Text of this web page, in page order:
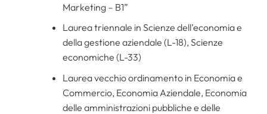
Marketing – B1”
Laurea triennale in Scienze dell’economia e
della gestione aziendale (L-18), Scienze
economiche (L-33)
Laurea vecchio ordinamento in Economia e
Commercio, Economia Aziendale, Economia
delle amministrazioni pubbliche e delle